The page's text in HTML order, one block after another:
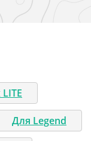
Для Legend